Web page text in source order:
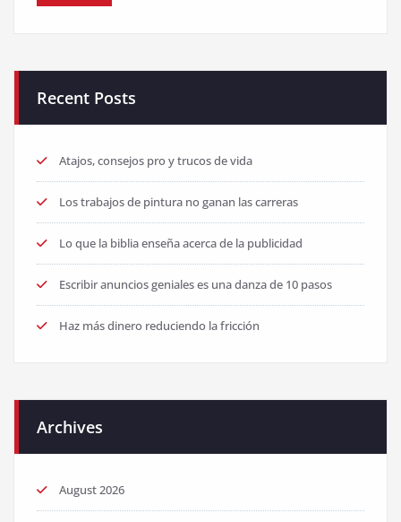
Recent Posts
Atajos, consejos pro y trucos de vida
Los trabajos de pintura no ganan las carreras
Lo que la biblia enseña acerca de la publicidad
Escribir anuncios geniales es una danza de 10 pasos
Haz más dinero reduciendo la fricción
Archives
August 2026